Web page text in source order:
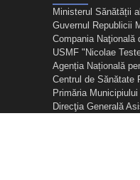
Ministerul Sănătății
Guvernul Republicii
Compania Naţională
USMF "Nicolae
Agenția Națională
Centrul de Sănătate
Primăria
Direcţia Generală